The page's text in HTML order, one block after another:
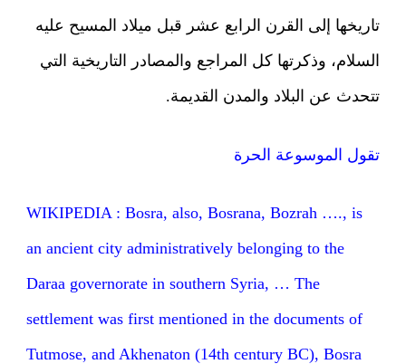
تاريخها إلى القرن الرابع عشر قبل ميلاد المسيح عليه
السلام، وذكرتها كل المراجع والمصادر التاريخية التي
تتحدث عن البلاد والمدن القديمة.
تقول الموسوعة الحرة
WIKIPEDIA : Bosra, also, Bosrana, Bozrah …., is
an ancient city administratively belonging to the
Daraa governorate in southern Syria, … The
settlement was first mentioned in the documents of
Tutmose, and Akhenaton (14th century BC), Bosra